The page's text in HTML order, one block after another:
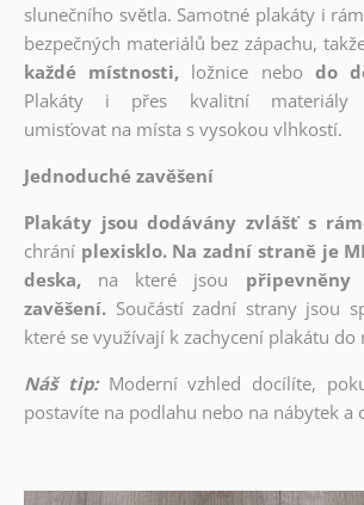
slunečního světla. Samotné plakáty i
bezpečných materiálů bez zápachu,
každé místnosti, ložnice nebo do
Plakáty i přes kvalitní materiály
umisťovat na místa s vysokou vlhkostí.
Jednoduché zavěšení
Plakáty jsou dodávány zvlášť s
chrání plexisklo. Na zadní straně je
deska,
na které jsou
zavěšení. Součástí zadní strany jsou
které se využívají k zachycení plakátu do
Náš tip: Moderní vzhled docílíte,
postavíte na podlahu nebo na nábytek a